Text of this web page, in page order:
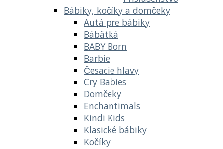
Bábiky, kočíky a domčeky
Autá pre bábiky
Bábätká
BABY Born
Barbie
Česacie hlavy
Cry Babies
Domčeky
Enchantimals
Kindi Kids
Klasické bábiky
Kočíky